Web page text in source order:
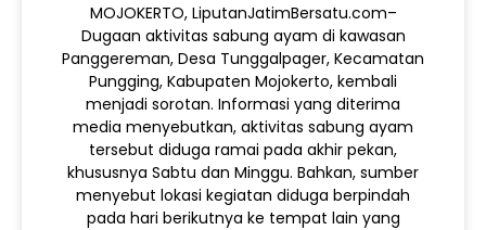
MOJOKERTO, LiputanJatimBersatu.com–
Dugaan aktivitas sabung ayam di kawasan
Panggereman, Desa Tunggalpager, Kecamatan
Pungging, Kabupaten Mojokerto, kembali
menjadi sorotan. Informasi yang diterima
media menyebutkan, aktivitas sabung ayam
tersebut diduga ramai pada akhir pekan,
khususnya Sabtu dan Minggu. Bahkan, sumber
menyebut lokasi kegiatan diduga berpindah
pada hari berikutnya ke tempat lain yang